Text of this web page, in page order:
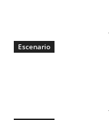
Escenario